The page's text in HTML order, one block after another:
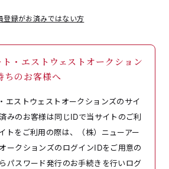
登録がお済みではない方
ト・エストウェストオークション
ちのお客様へ
エストウェストオークションズのサイ
みのお客様は同じIDで当サイトのご利
トをご利用の際は、（株）ニューアー
ークションズのログインIDをご用意の
パスワード発行のお手続きを行いログ